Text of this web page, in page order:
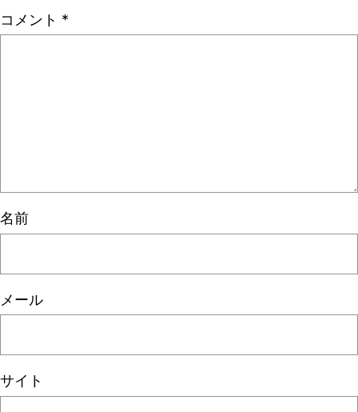
コメント *
名前
メール
サイト